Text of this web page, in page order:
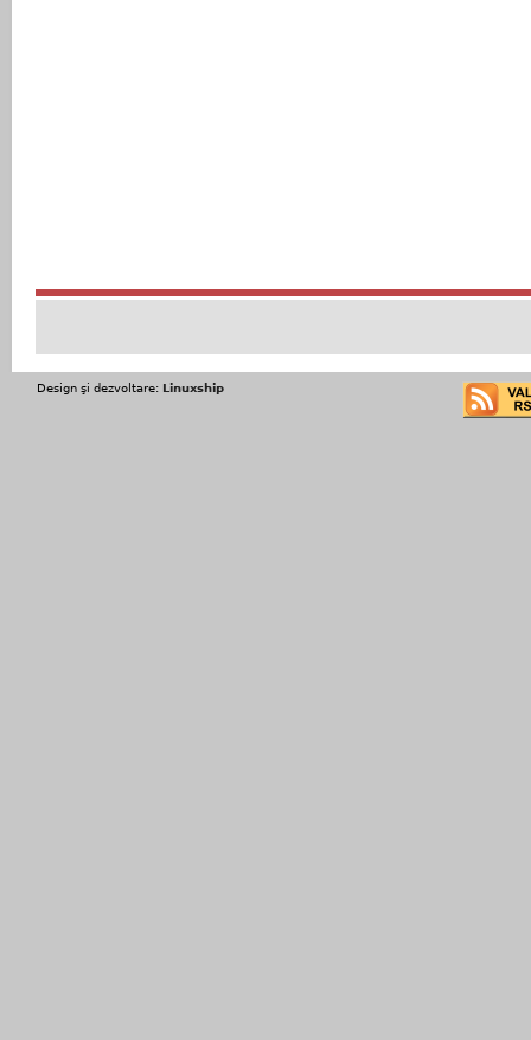
Design şi dezvoltare: Linuxship